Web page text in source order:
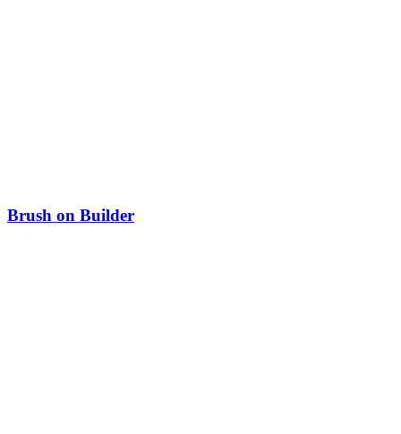
Brush on Builder